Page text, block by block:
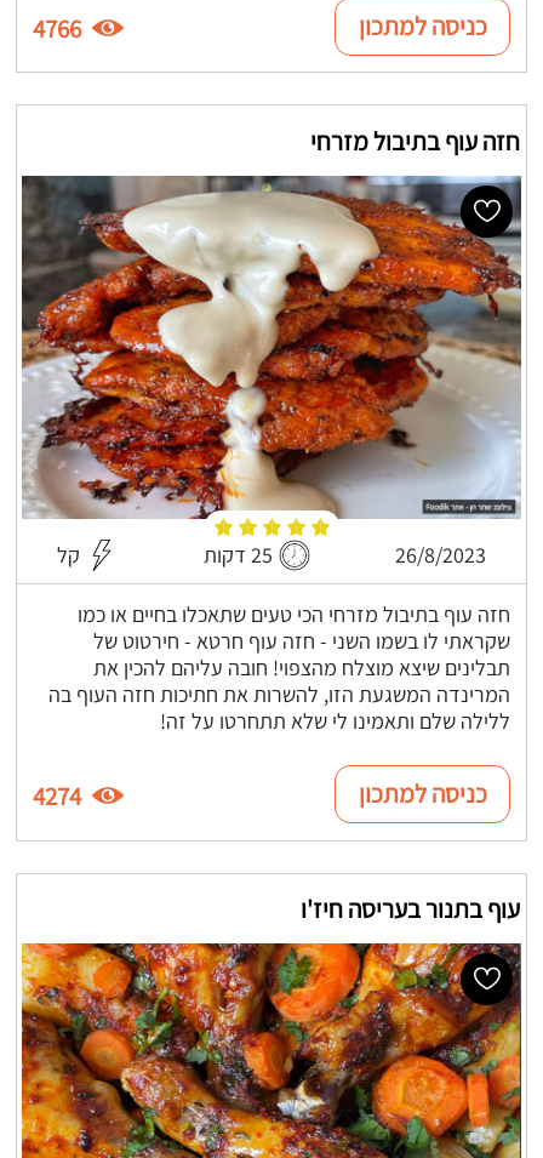
כניסה למתכון 4766
חזה עוף בתיבול מזרחי
26/8/2023 25 דקות קל
חזה עוף בתיבול מזרחי הכי טעים שתאכלו בחיים או כמו
שקראתי לו בשמו השני - חזה עוף חרטא - חירטוט של
תבלינים שיצא מוצלח מהצפוי! חובה עליהם להכין את
המרינדה המשגעת הזו, להשרות את חתיכות חזה העוף בה
ללילה שלם ותאמינו לי שלא תתחרטו על זה!
כניסה למתכון 4274
עוף בתנור בעריסה חיז'ו